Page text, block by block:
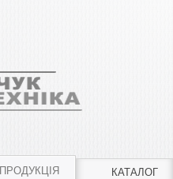
ПРОДУКЦІЯ КАТАЛОГ